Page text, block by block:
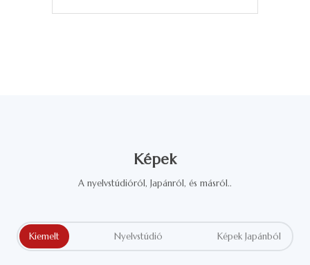
Képek
A nyelvstúdióról, Japánról, és másról..
Kiemelt Nyelvstúdió Képek Japánból